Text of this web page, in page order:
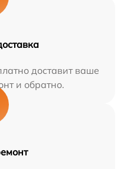
доставит ваше
и обратно.